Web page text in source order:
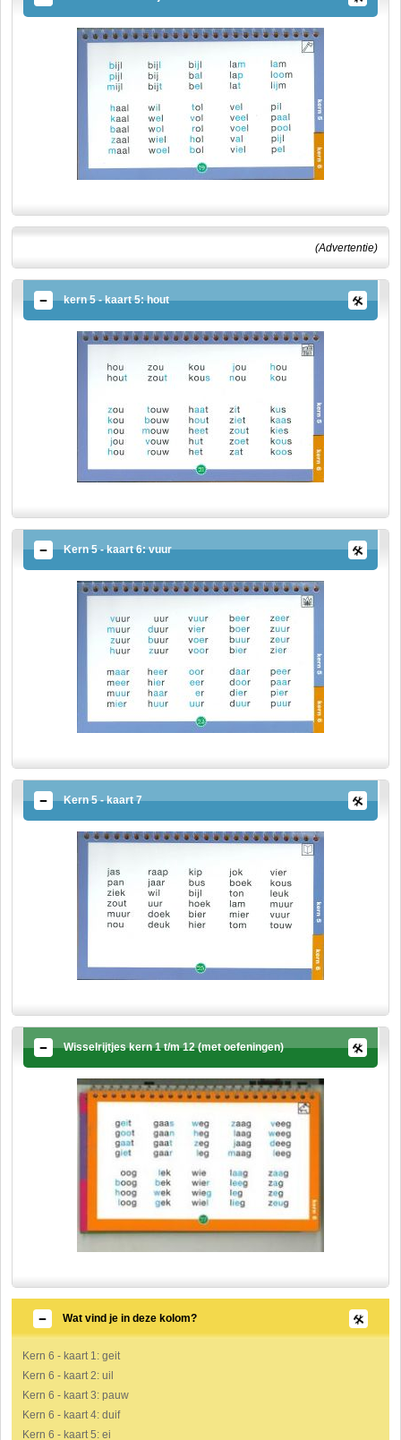
(Advertentie)
kern 5 - kaart 5: hout
Kern 5 - kaart 6: vuur
Kern 5 - kaart 7
Wisselrijtjes kern 1 t/m 12 (met oefeningen)
Wat vind je in deze kolom?
Kern 6 - kaart 1: geit
Kern 6 - kaart 2: uil
Kern 6 - kaart 3: pauw
Kern 6 - kaart 4: duif
Kern 6 - kaart 5: ei